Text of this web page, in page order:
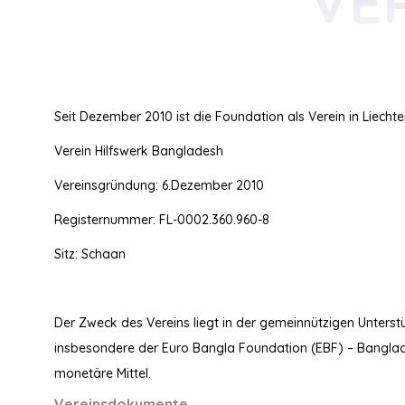
Seit Dezember 2010 ist die Foundation als Verein in
Verein Hilfswerk Bangladesh
Vereinsgründung: 6.Dezember 2010
Registernummer: FL-0002.360.960-8
Sitz: Schaan
Der Zweck des Vereins liegt in der gemeinnützigen
insbesondere der Euro Bangla Foundation (EBF) –
monetäre Mittel.